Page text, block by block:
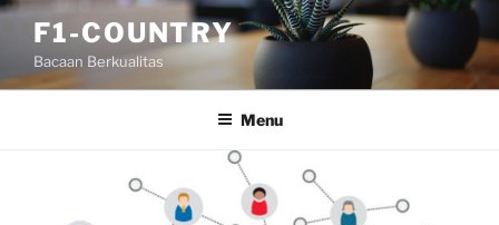
Skip
content
F1-COUNTRY
Bacaan Berkualitas
Menu